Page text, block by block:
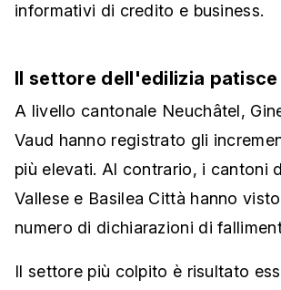
informativi di credito e business.
Il settore dell'edilizia patisce
A livello cantonale Neuchâtel,
Vaud hanno registrato gli
più elevati. Al contrario, i cantoni
Vallese e Basilea Città hanno
numero di dichiarazioni di
Il settore più colpito è risultato